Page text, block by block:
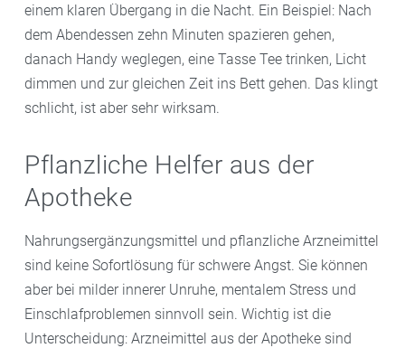
einem klaren Übergang in die Nacht. Ein Beispiel: Nach
dem Abendessen zehn Minuten spazieren gehen,
danach Handy weglegen, eine Tasse Tee trinken, Licht
dimmen und zur gleichen Zeit ins Bett gehen. Das klingt
schlicht, ist aber sehr wirksam.
Pflanzliche Helfer aus der
Apotheke
Nahrungsergänzungsmittel und pflanzliche Arzneimittel
sind keine Sofortlösung für schwere Angst. Sie können
aber bei milder innerer Unruhe, mentalem Stress und
Einschlafproblemen sinnvoll sein. Wichtig ist die
Unterscheidung: Arzneimittel aus der Apotheke sind